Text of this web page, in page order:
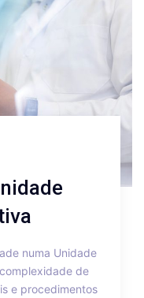
numa Unidade
de
e procedimentos